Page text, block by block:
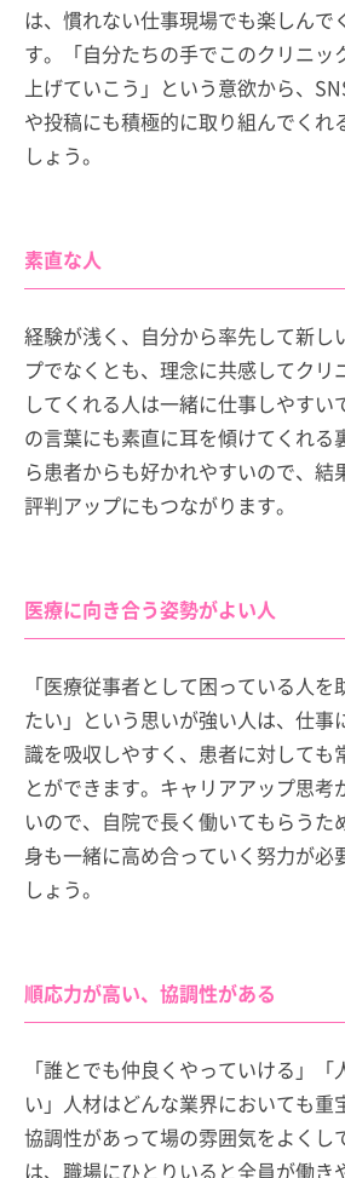
は、慣れない仕事現場でも楽しんで
す。「自分たちの手でこのクリニッ
上げていこう」という意欲から、
や投稿にも積極的に取り組んでくれ
しょう。
素直な人
経験が浅く、自分から率先して新し
プでなくとも、理念に共感してクリ
してくれる人は一緒に仕事しやすい
の言葉にも素直に耳を傾けてくれる
ら患者からも好かれやすいので、結
評判アップにもつながります。
医療に向き合う姿勢がよい人
「医療従事者として困っている人
たい」という思いが強い人は、仕事
識を吸収しやすく、患者に対しても
とができます。キャリアアップ思考
いので、自院で長く働いてもらうた
身も一緒に高め合っていく努力が必
しょう。
順応力が高い、協調性がある
「誰とでも仲良くやっていける」「
い」人材はどんな業界においても重
協調性があって場の雰囲気をよくし
は、職場にひとりいると全員が働き